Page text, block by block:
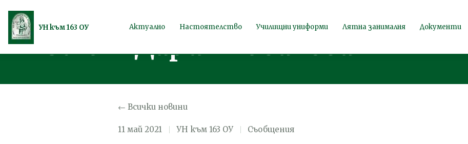
Продължете
към
УН към 163 ОУ Актуално Настоятелство Училищни униформи Лятна занималня Документи
Писмо до учителите на 163
ОУ от Дария Ковачева
← Всички новини
11 май 2021 УН към 163 ОУ Съобщения